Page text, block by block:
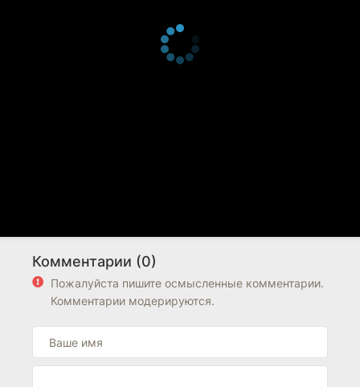
Комментарии (0)
Пожалуйста пишите осмысленные комментарии.
Комментарии модерируются.